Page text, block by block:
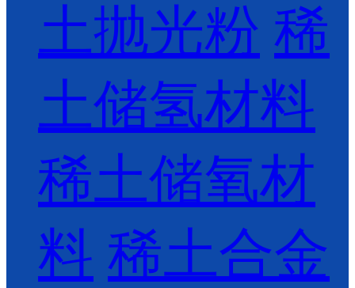
土抛光粉 稀
土储氢材料
稀土储氧材
料 稀土合金